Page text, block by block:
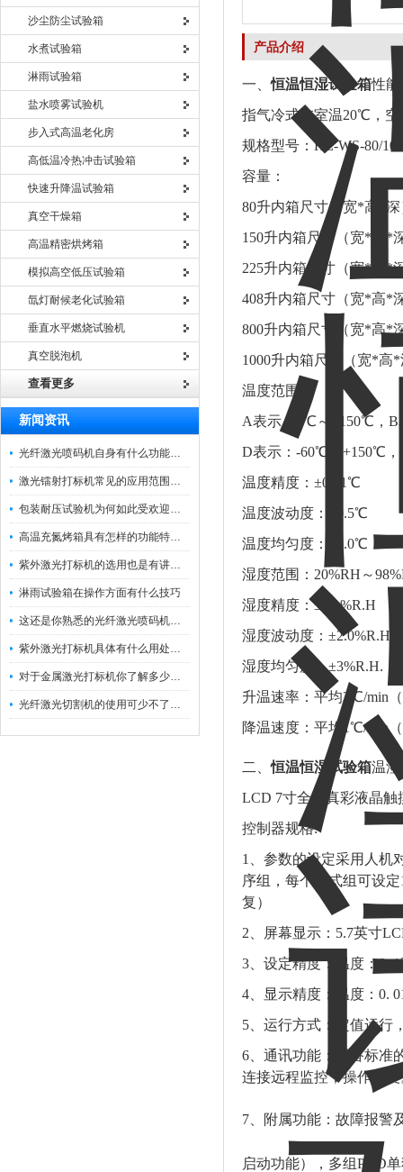
沙尘防尘试验箱
水煮试验箱
淋雨试验箱
盐水喷雾试验机
步入式高温老化房
高低温冷热冲击试验箱
快速升降温试验箱
真空干燥箱
高温精密烘烤箱
模拟高空低压试验箱
氙灯耐候老化试验箱
垂直水平燃烧试验机
真空脱泡机
查看更多
新闻资讯
光纤激光喷码机自身有什么功能？不妨看看下文
激光镭射打标机常见的应用范围如下
包装耐压试验机为何如此受欢迎呢？
高温充氮烤箱具有怎样的功能特点呢？
紫外激光打标机的选用也是有讲究的
淋雨试验箱在操作方面有什么技巧
这还是你熟悉的光纤激光喷码机吗？
紫外激光打标机具体有什么用处呢？
对于金属激光打标机你了解多少呢？
光纤激光切割机的使用可少不了以下步骤
产品介绍
一、恒温恒湿试验箱性能
指气冷式在室温20℃，空
规格型号：HE-WS-80/
容量：
80升内箱尺寸（宽*高*深
150升内箱尺寸（宽*高*
225升内箱尺寸（宽*高*
408升内箱尺寸（宽*高*
800升内箱尺寸（宽*高*
1000升内箱尺寸（宽*高*
温度范围：
A表示：0℃～+150℃，
D表示：-60℃～+150℃
温度精度：±0.01℃
温度波动度：±0.5℃
温度均匀度：±2.0℃
湿度范围：20%RH～
湿度精度：±0.1%R.H
湿度波动度：±2.0%R.H.
湿度均匀度：±3%R.H.
升温速率：平均3℃/min
降温速度：平均1℃/min
二、恒温恒湿试验箱温
LCD 7寸全新真彩液晶触
控制器规格:
1、参数的设定采用人机
序组，每个程式组可设
复）
2、屏幕显示：5.7英寸
3、设定精度：温度：0.
4、显示精度：温度：0.
5、运行方式：定值运行
6、通讯功能：配备标准
连接远程监控，操作方便
7、附属功能：故障报警
启动功能），多组P I D